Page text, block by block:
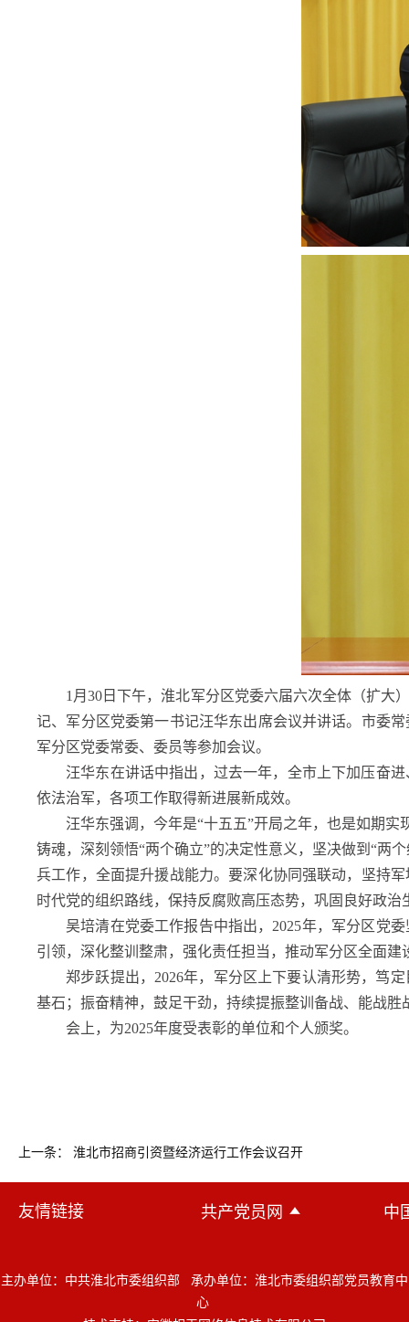
1月30日下午，淮北军分区党委六届六次全体（扩大
记、军分区党委第一书记汪华东出席会议并讲话。市委
军分区党委常委、委员等参加会议。
汪华东在讲话中指出，过去一年，全市上下加压奋
依法治军，各项工作取得新进展新成效。
汪华东强调，今年是“十五五”开局之年，也是如期
铸魂，深刻领悟“两个确立”的决定性意义，坚决做到“两
兵工作，全面提升援战能力。要深化协同强联动，坚持
时代党的组织路线，保持反腐败高压态势，巩固良好政
吴培清在党委工作报告中指出，2025年，军分区党
引领，深化整训整肃，强化责任担当，推动军分区全面建
郑步跃提出，2026年，军分区上下要认清形势，笃
基石；振奋精神，鼓足干劲，持续提振整训备战、能战
会上，为2025年度受表彰的单位和个人颁奖。
上一条： 淮北市招商引资暨经济运行工作会议召开
友情链接 共产党员网 中
主办单位：中共淮北市委组织部 承办单位：淮北市委组织部党员教育中
心